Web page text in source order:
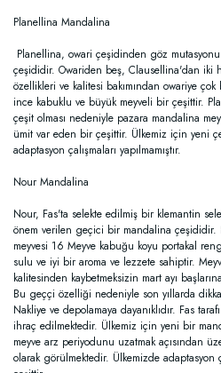
Planellina Mandalina
Planellina, owari çeşidinden göz
çeşididir. Owariden beş, Clausellina'dan iki
özellikleri ve kalitesi bakımından owariye
ince kabuklu ve büyük meyveli bir çeşittir.
çeşit olması nedeniyle pazara mandalina
ümit var eden bir çeşittir. Ülkemiz için yeni
adaptasyon çalışmaları yapılmamıştır.
Nour Mandalina
Nour, Fas'ta selekte edilmiş bir klemantin
önem verilen geçici bir mandalina
meyvesi 16 Meyve kabuğu koyu portakal
sulu ve iyi bir aroma ve lezzete sahiptir.
kalitesinden kaybetmeksizin mart ayı
Bu geççi özelliği nedeniyle son yıllarda
Nakliye ve depolamaya dayanıklıdır. Fas
ihraç edilmektedir. Ülkemiz için yeni bir
meyve arz periyodunu uzatmak açısından
olarak görülmektedir. Ülkemizde adaptasyon